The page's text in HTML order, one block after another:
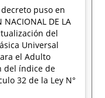
puso en
DE LA
del
Universal
el Adulto
del índice de
32 de la Ley N°